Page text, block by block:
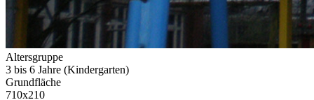
Altersgruppe
3 bis 6 Jahre (Kindergarten)
Grundfläche
710x210